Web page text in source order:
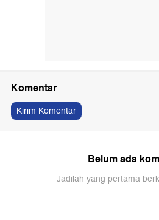
Komentar
Kirim Komentar
Belum ada
Jadilah yang pertama